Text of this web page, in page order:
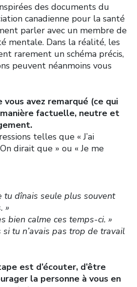
des documents du
canadienne pour la santé
parler avec un membre de
mentale. Dans la réalité, les
rarement un schéma précis,
peuvent néanmoins vous
vous avez remarqué (ce qui
factuelle, neutre et
telles que « J’ai
dirait que » ou « Je me
tu dînais seule plus souvent
»
bien calme ces temps-ci. »
si tu n’avais pas trop de travail
est d’écouter, d’être
la personne à vous en